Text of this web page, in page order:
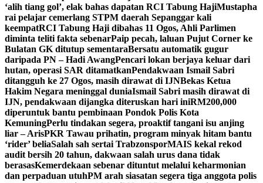
‘alih tiang gol’, elak bahas dapatan RCI Tabung HajiMustapha
rai pelajar cemerlang STPM daerah Sepanggar kali
keempatRCI Tabung Haji dibahas 11 Ogos, Ahli Parlimen
diminta teliti fakta sebenarPaip pecah, laluan Pujut Corner ke
Bulatan GK ditutup sementaraBersatu automatik gugur
daripada PN – Hadi AwangPencari lokan berjaya keluar dari
hutan, operasi SAR ditamatkanPendakwaan Ismail Sabri
ditangguh ke 27 Ogos, masih dirawat di IJNBekas Ketua
Hakim Negara meninggal duniaIsmail Sabri masih dirawat di
IJN, pendakwaan dijangka diteruskan hari iniRM200,000
diperuntuk bantu pembinaan Pondok Polis Kota
KemuningPerlu tindakan segera, proaktif tangani isu anjing
liar – ArisPKR Tawau prihatin, program minyak hitam bantu
‘rider’ beliaSalah sah sertai TrabzonsporMAIS kekal rekod
audit bersih 20 tahun, dakwaan salah urus dana tidak
berasasKemerdekaan sebenar dituntut melalui keharmonian
dan perpaduan utuhPM arah siasatan segera tiga anggota polis